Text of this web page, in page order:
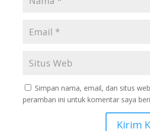
Simpan nama, email, dan situs
peramban ini untuk komentar saya